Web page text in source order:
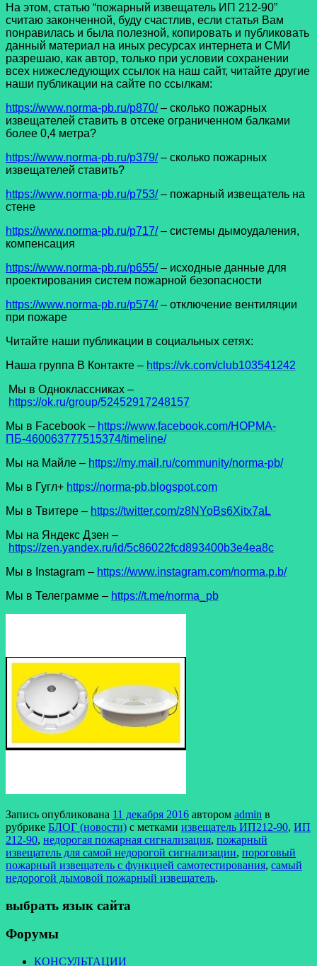
На этом, статью “пожарный извещатель ИП 212-90”
считаю законченной, буду счастлив, если статья Вам
понравилась и была полезной, копировать и публиковать
данный материал на иных ресурсах интернета и СМИ
разрешаю, как автор, только при условии сохранении
всех нижеследующих ссылок на наш сайт, читайте другие
наши публикации на сайте по ссылкам:
https://www.norma-pb.ru/p870/– сколько пожарных
извещателей ставить в отсеке ограниченном балками
более 0,4 метра?
https://www.norma-pb.ru/p379/– сколько пожарных
извещателей ставить?
https://www.norma-pb.ru/p753/– пожарный извещатель на
стене
https://www.norma-pb.ru/p717/– системы дымоудаления,
компенсация
https://www.norma-pb.ru/p655/– исходные данные для
проектирования систем пожарной безопасности
https://www.norma-pb.ru/p574/– отключение вентиляции
при пожаре
Читайте наши публикации в социальных сетях:
Наша группа В Контакте – https://vk.com/club103541242
Мы в Одноклассниках –
https://ok.ru/group/52452917248157
Мы в Facеbook – https://www.facebook.com/НОРМА-
ПБ-460063777515374/timeline/
Мы на Майле – https://my.mail.ru/community/norma-pb/
Мы в Гугл+ https://norma-pb.blogspot.com
Мы в Твитере – https://twitter.com/z8NYoBs6Xitx7aL
Мы на Яндекс Дзен –
https://zen.yandex.ru/id/5c86022fcd893400b3e4ea8c
Мы в Instagram – https://www.instagram.com/norma.p.b/
Мы в Телеграмме – https://t.me/norma_pb
Запись опубликована 11 декабря 2016 автором admin в
рубрике БЛОГ (новости) с метками извещатель ИП212-90, ИП
212-90, недорогая пожарная сигнализация, пожарный
извещатель для самой недорогой сигнализации, пороговый
пожарный извещатель с функцией самотестирования, самый
недорогой дымовой пожарный извещатель.
выбрать язык сайта
Форумы
КОНСУЛЬТАЦИИ